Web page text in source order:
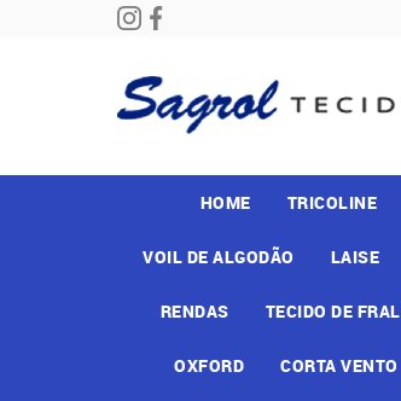
HOME TRICOLINE
VOIL DE ALGODÃO LAISE
RENDAS TECIDO DE
OXFORD CORTA VENTO